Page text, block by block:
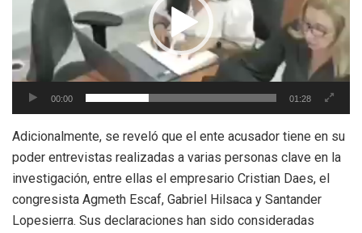
00:00 01:28
Adicionalmente, se reveló que el ente acusador tiene en su
poder entrevistas realizadas a varias personas clave en la
investigación, entre ellas el empresario Cristian Daes, el
congresista Agmeth Escaf, Gabriel Hilsaca y Santander
Lopesierra. Sus declaraciones han sido consideradas